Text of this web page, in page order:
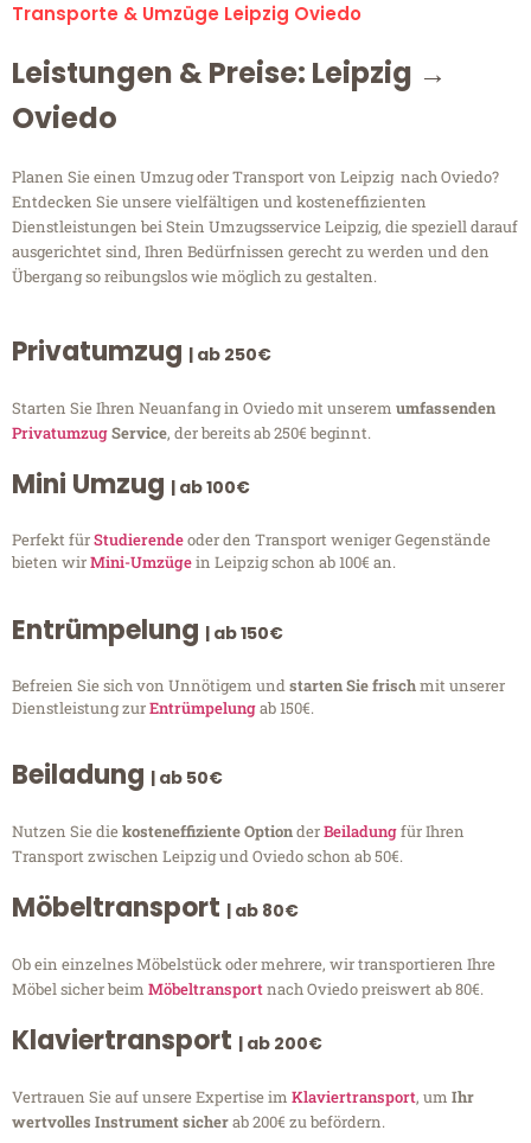
Transporte & Umzüge Leipzig Oviedo
Leistungen & Preise: Leipzig →
Oviedo
Planen Sie einen Umzug oder Transport von Leipzig nach Oviedo?
Entdecken Sie unsere vielfältigen und kosteneffizienten
Dienstleistungen bei Stein Umzugsservice Leipzig, die speziell darauf
ausgerichtet sind, Ihren Bedürfnissen gerecht zu werden und den
Übergang so reibungslos wie möglich zu gestalten.
Privatumzug | ab 250€
Starten Sie Ihren Neuanfang in Oviedo mit unserem umfassenden
PrivatumzugService, der bereits ab 250€ beginnt.
Mini Umzug | ab 100€
Perfekt fürStudierendeoder den Transport weniger Gegenstände
bieten wirMini-Umzügein Leipzig schon ab 100€ an.
Entrümpelung | ab 150€
Befreien Sie sich von Unnötigem undstarten Sie frischmit unserer
Dienstleistung zurEntrümpelungab 150€.
Beiladung | ab 50€
Nutzen Sie diekosteneffiziente OptionderBeiladungfür Ihren
Transport zwischen Leipzig und Oviedo schon ab 50€.
Möbeltransport | ab 80€
Ob ein einzelnes Möbelstück oder mehrere, wir transportieren Ihre
Möbel sicher beim Möbeltransportnach Oviedo preiswert ab 80€.
Klaviertransport | ab 200€
Vertrauen Sie auf unsere Expertise im Klaviertransport, um Ihr
wertvolles Instrument sicherab 200€ zu befördern.